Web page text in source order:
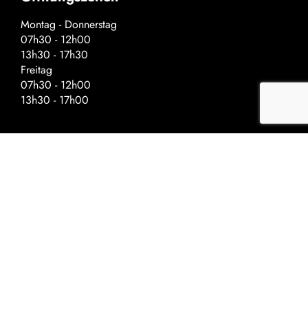
Montag - Donnerstag
07h30 - 12h00
13h30 - 17h30
Freitag
07h30 - 12h00
13h30 - 17h00